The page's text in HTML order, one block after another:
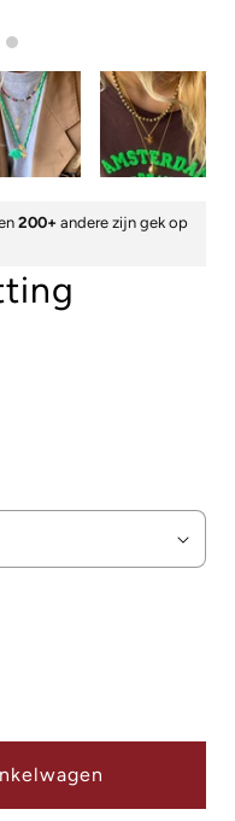
200+ andere zijn gek op